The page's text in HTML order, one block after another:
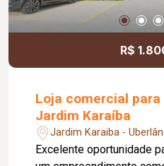
R$
Loja comercial
Jardim Karaíba
Jardim Karaiba -
Excelente oportunidade